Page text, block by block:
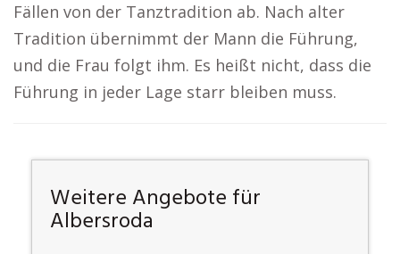
Fällen von der Tanztradition ab. Nach alter
Tradition übernimmt der Mann die Führung,
und die Frau folgt ihm. Es heißt nicht, dass die
Führung in jeder Lage starr bleiben muss.
Weitere Angebote für
Albersroda